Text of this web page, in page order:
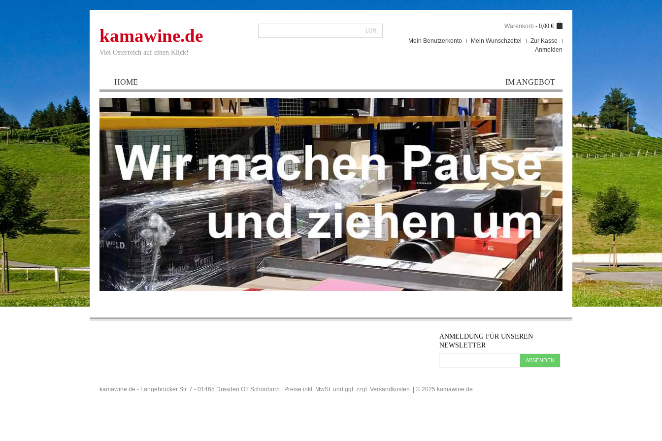
kamawine.de
Viel Österreich auf einen Klick!
LOS
Warenkorb - 0,00 €
Mein Benutzerkonto Mein Wunschzettel
Zur Kasse
Anmelden
HOME IM ANGEBOT
ANMELDUNG FÜR UNSEREN
NEWSLETTER
ABSENDEN
kamawine.de - Langebrücker Str. 7 - 01465 Dresden OT Schönborn | Preise inkl. MwSt. und ggf. zzgl. Versandkosten. | © 2025 kamawine.de